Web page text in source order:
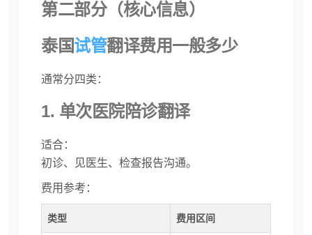
第二部分（核心信息）
泰国试管翻译费用一般多少
通常分四类：
1. 单次医院陪诊翻译
适合：
初诊、见医生、检查报告沟通。
费用参考：
类型 费用区间